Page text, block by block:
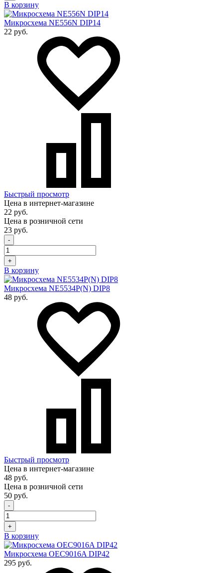
В корзину
Микросхема NE556N DIP14
22 руб.
Быстрый просмотр
Цена в интернет-магазине
22 руб.
Цена в розничной сети
23 руб.
-
+
В корзину
Микросхема NE5534P(N) DIP8
48 руб.
Быстрый просмотр
Цена в интернет-магазине
48 руб.
Цена в розничной сети
50 руб.
-
+
В корзину
Микросхема OEC9016A DIP42
295 руб.